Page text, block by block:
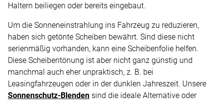
Haltern beiliegen oder bereits eingebaut.
Um die Sonneneinstrahlung ins Fahrzeug zu reduzieren,
haben sich getönte Scheiben bewährt. Sind diese nicht
serienmäßig vorhanden, kann eine Scheibenfolie helfen.
Diese Scheibentönung ist aber nicht ganz günstig und
manchmal auch eher unpraktisch, z. B. bei
Leasingfahrzeugen oder in der dunklen Jahreszeit. Unsere
Sonnenschutz-Blenden sind die ideale Alternative oder